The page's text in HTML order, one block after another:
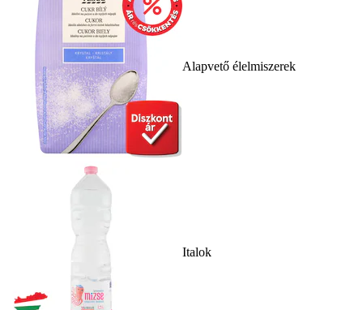
Alapvető élelmiszerek
Italok